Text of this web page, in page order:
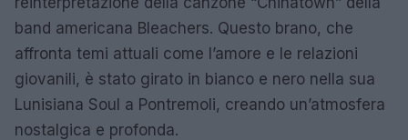
band americana Bleachers. Questo brano, che
affronta temi attuali come l’amore e le relazioni
giovanili, è stato girato in bianco e nero nella sua
Lunisiana Soul a Pontremoli, creando un’atmosfera
nostalgica e profonda.